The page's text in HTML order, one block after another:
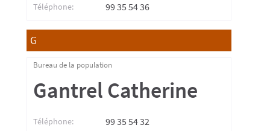
Téléphone: 99 35 54 36
G
Bureau de la population
Gantrel Catherine
Téléphone: 99 35 54 32